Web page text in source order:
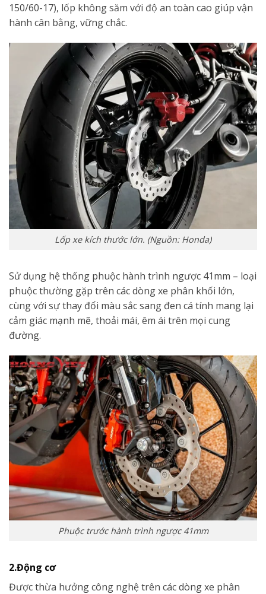
150/60-17), lốp không săm với độ an toàn cao giúp vận
hành cân bằng, vững chắc.
Lốp xe kích thước lớn. (Nguồn: Honda)
Sử dụng hệ thống phuộc hành trình ngược 41mm – loại
phuộc thường gặp trên các dòng xe phân khối lớn,
cùng với sự thay đổi màu sắc sang đen cá tính mang lại
cảm giác mạnh mẽ, thoải mái, êm ái trên mọi cung
đường.
Phuộc trước hành trình ngược 41mm
2.Động cơ
Được thừa hưởng công nghệ trên các dòng xe phân